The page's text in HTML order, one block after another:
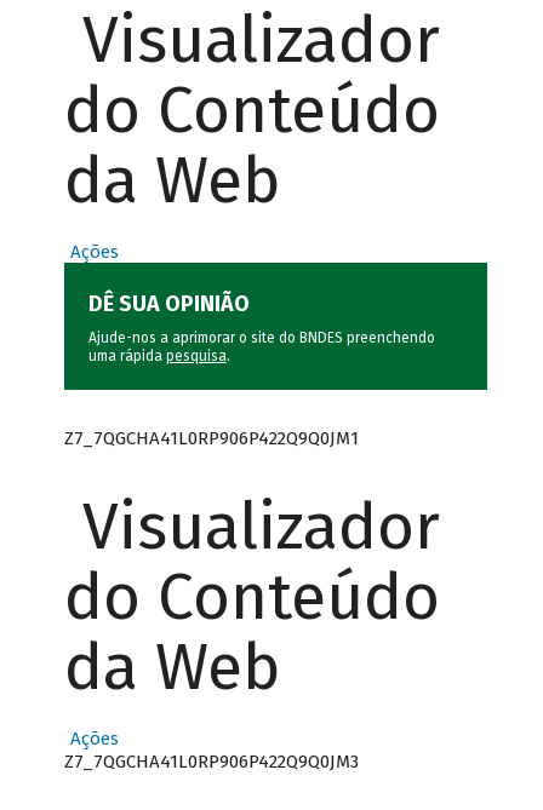
Visualizador
do Conteúdo
da Web
Ações
DÊ SUA OPINIÃO
Ajude-nos a aprimorar o site do BNDES preenchendo
uma rápida pesquisa.
Z7_7QGCHA41L0RP906P422Q9Q0JM1
Visualizador
do Conteúdo
da Web
Ações
Z7_7QGCHA41L0RP906P422Q9Q0JM3